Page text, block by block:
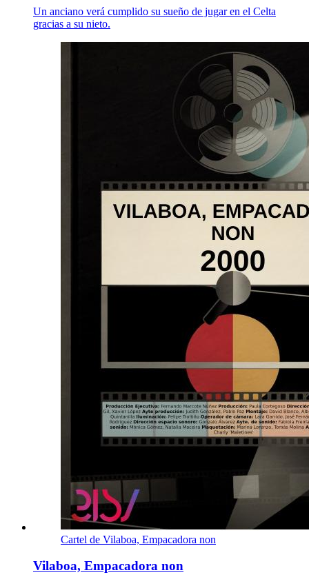
Un anciano verá cumplido su sueño de jugar en el Celta
gracias a su nieto.
Cartel de Vilaboa, Empacadora non
Vilaboa, Empacadora non